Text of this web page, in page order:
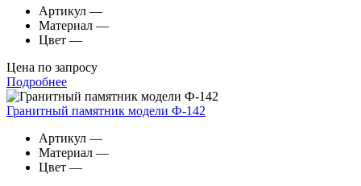
Артикул —
Материал —
Цвет —
Цена по запросу
Подробнее
Гранитный памятник модели Ф-142
Артикул —
Материал —
Цвет —